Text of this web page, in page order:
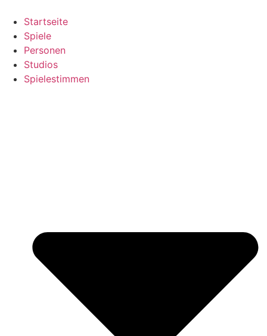
Inhalt
springen
Startseite
Spiele
Personen
Studios
Spielestimmen